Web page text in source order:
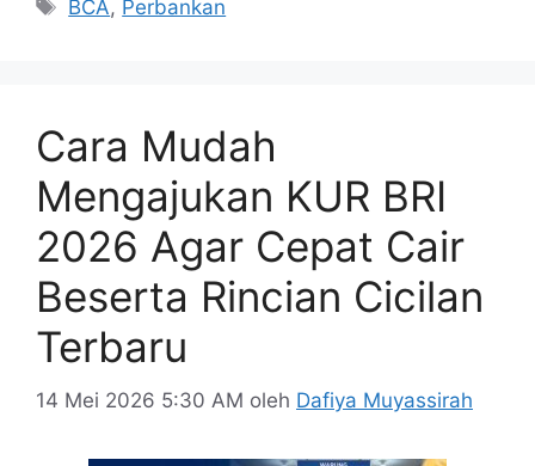
BCA, Perbankan
Cara Mudah
Mengajukan KUR BRI
2026 Agar Cepat Cair
Beserta Rincian Cicilan
Terbaru
14 Mei 2026 5:30 AM oleh Dafiya Muyassirah